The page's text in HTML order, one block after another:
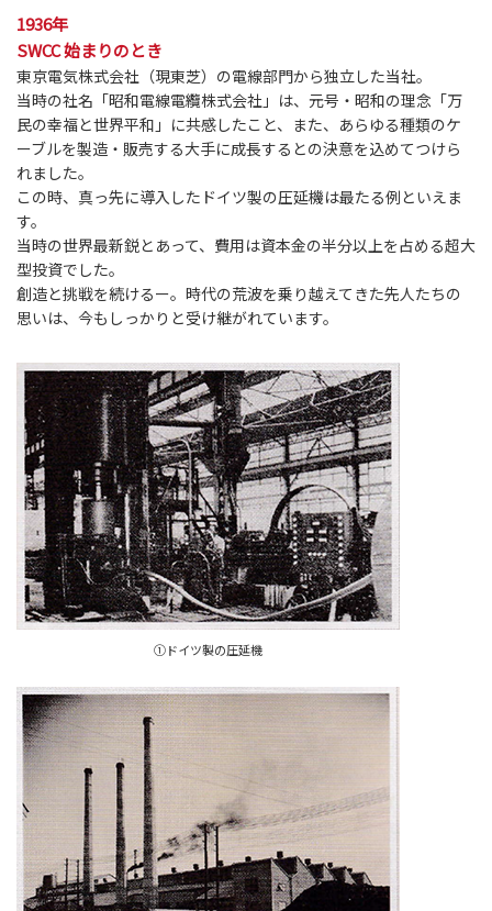
1936年
SWCC 始まりのとき
東京電気株式会社（現東芝）の電線部門から独立した当社。
当時の社名「昭和電線電纜株式会社」は、元号・昭和の理念「万
民の幸福と世界平和」に共感したこと、また、あらゆる種類のケ
ーブルを製造・販売する大手に成長するとの決意を込めてつけら
れました。
この時、真っ先に導入したドイツ製の圧延機は最たる例といえま
す。
当時の世界最新鋭とあって、費用は資本金の半分以上を占める超大
型投資でした。
創造と挑戦を続けるー。時代の荒波を乗り越えてきた先人たちの
思いは、今もしっかりと受け継がれています。
①ドイツ製の圧延機